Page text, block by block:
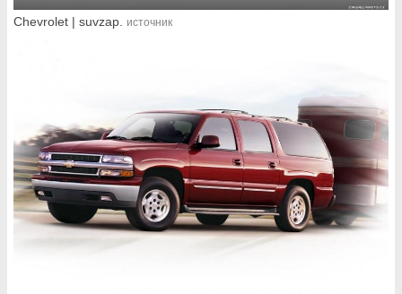
Chevrolet | suvzap. источник